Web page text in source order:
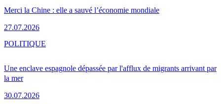
Merci la Chine : elle a sauvé l’économie mondiale
27.07.2026
Une enclave espagnole dépassée par l'afflux de migrants arrivant par
la mer
30.07.2026
POLITIQUE